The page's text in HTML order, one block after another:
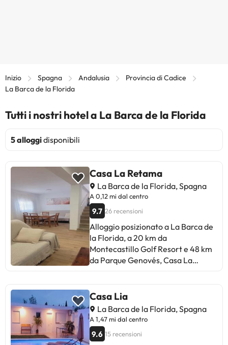
Inizio Spagna Andalusia
Provincia di Cadice
La Barca de la Florida
Tutti i nostri hotel a La Barca de la Florida
5 alloggidisponibili
Casa La Retama
La Barca de la Florida, Spagna
A 0,12 mi dal centro
9.7 26 recensioni
Alloggio posizionato a La Barca de
la Florida, a 20 km da
Montecastillo Golf Resort e 48 km
da Parque Genovés, Casa La
appartamento è a 20 km da
Villamarta Theatre e 22 km da
Jerez Cathedral. Questo
appartamento prevede 2 camere
da letto, una cucina con frigorifero
Casa Lia
La Barca de la Florida, Spagna
A 1,47 mi dal centro
9.6 15 recensioni